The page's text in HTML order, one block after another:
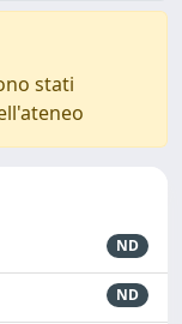
stati
ND
ND